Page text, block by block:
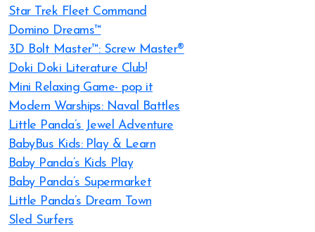
Star Trek Fleet Command
Domino Dreams™
3D Bolt Master™: Screw Master®
Doki Doki Literature Club!
Mini Relaxing Game- pop it
Modern Warships: Naval Battles
Little Panda’s Jewel Adventure
BabyBus Kids: Play & Learn
Baby Panda’s Kids Play
Baby Panda’s Supermarket
Little Panda’s Dream Town
Sled Surfers